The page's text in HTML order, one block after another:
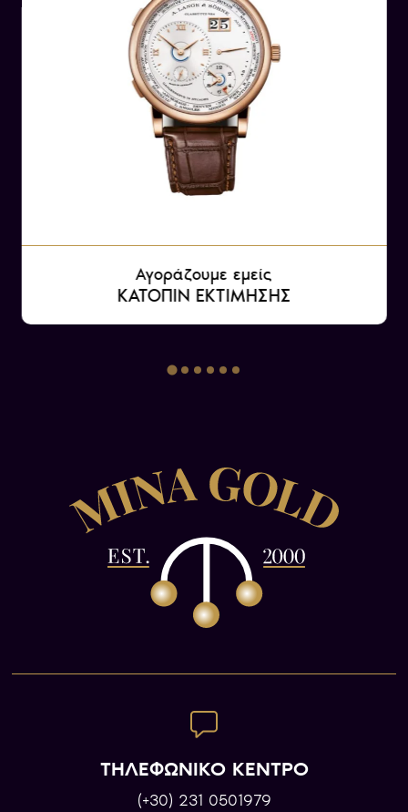
Αγοράζουμε εμείς
ΚΑΤΟΠΙΝ ΕΚΤΙΜΗΣΗΣ
ΤΗΛΕΦΩΝΙΚΟ ΚΕΝΤΡΟ
(+30) 231 0501979